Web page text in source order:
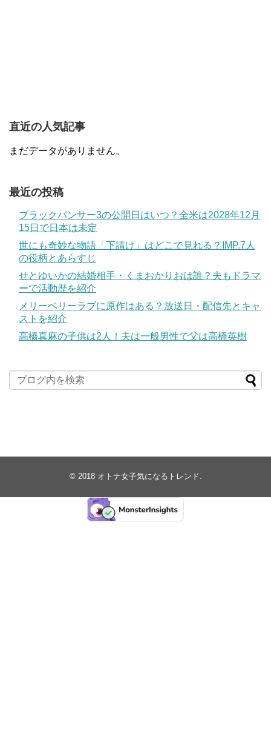
直近の人気記事
まだデータがありません。
最近の投稿
ブラックパンサー3の公開日はいつ？全米は2028年12月
15日で日本は未定
世にも奇妙な物語「下請け」はどこで見れる？IMP.7人
の役柄とあらすじ
せとゆいかの結婚相手・くまおかりおは誰？夫もドラマ
ーで活動歴を紹介
メリーベリーラブに原作はある？放送日・配信先とキャ
ストを紹介
高橋真麻の子供は2人！夫は一般男性で父は高橋英樹
© 2018 オトナ女子気になるトレンド.